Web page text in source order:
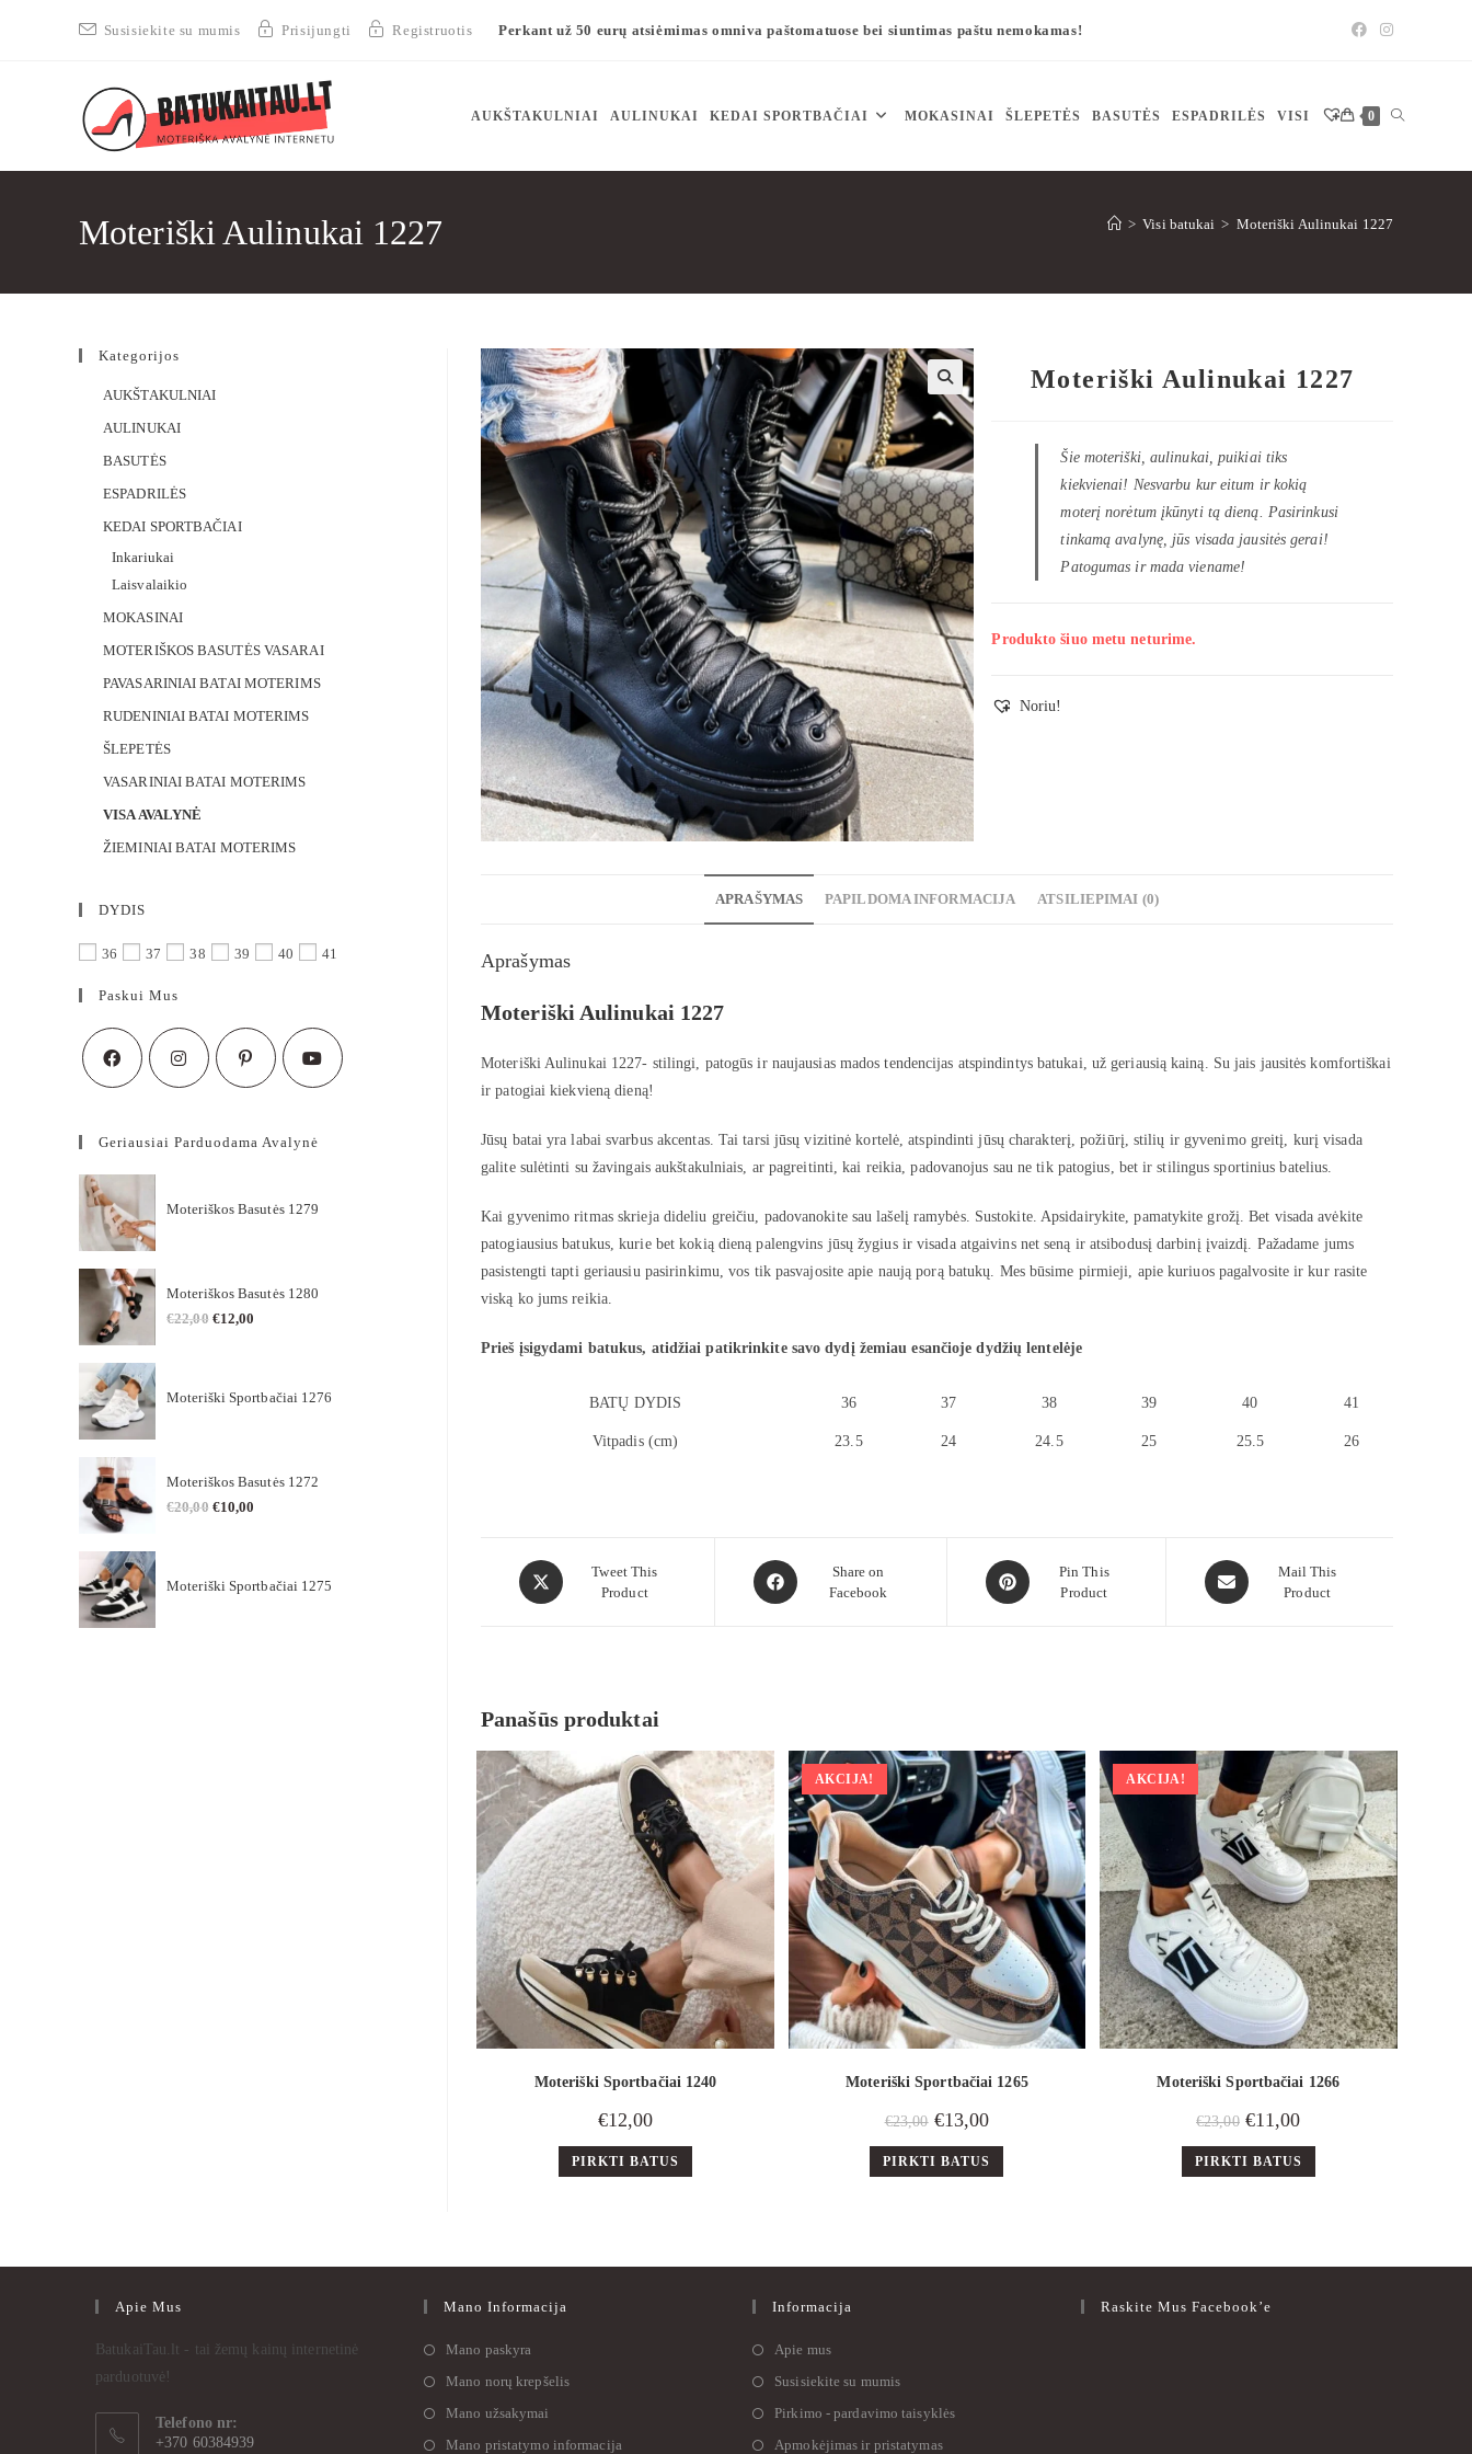
Susisiekite su mumis Prisijungti Registruotis Perkant už 50 eurų atsiėmimas omniva paštomatuose bei siuntimas paštu nemokamas!
AUKŠTAKULNIAI AULINUKAI KEDAI SPORTBAČIAI MOKASINAI ŠLEPETĖS BASUTĖS ESPADRILĖS VISI 0
Moteriški Aulinukai 1227 > Visi batukai > Moteriški Aulinukai 1227
🔍
Moteriški Aulinukai 1227
Šie moteriški, aulinukai, puikiai tiks
kiekvienai! Nesvarbu kur eitum ir kokią
moterį norėtum įkūnyti tą dieną. Pasirinkusi
tinkamą avalynę, jūs visada jausitės gerai!
Patogumas ir mada viename!
Produkto šiuo metu neturime.
Noriu!
APRAŠYMAS PAPILDOMA INFORMACIJA ATSILIEPIMAI (0)
Aprašymas
Moteriški Aulinukai 1227
Moteriški Aulinukai 1227- stilingi, patogūs ir naujausias mados tendencijas atspindintys batukai, už geriausią kainą. Su jais jausitės komfortiškai
ir patogiai kiekvieną dieną!
Jūsų batai yra labai svarbus akcentas. Tai tarsi jūsų vizitinė kortelė, atspindinti jūsų charakterį, požiūrį, stilių ir gyvenimo greitį, kurį visada
galite sulėtinti su žavingais aukštakulniais, ar pagreitinti, kai reikia, padovanojus sau ne tik patogius, bet ir stilingus sportinius batelius.
Kai gyvenimo ritmas skrieja dideliu greičiu, padovanokite sau lašelį ramybės. Sustokite. Apsidairykite, pamatykite grožį. Bet visada avėkite
patogiausius batukus, kurie bet kokią dieną palengvins jūsų žygius ir visada atgaivins net seną ir atsibodusį darbinį įvaizdį. Pažadame jums
pasistengti tapti geriausiu pasirinkimu, vos tik pasvajosite apie naują porą batukų. Mes būsime pirmieji, apie kuriuos pagalvosite ir kur rasite
viską ko jums reikia.
Prieš įsigydami batukus, atidžiai patikrinkite savo dydį žemiau esančioje dydžių lentelėje
BATŲ DYDIS 36 37 38 39 40 41
Vitpadis (cm) 23.5 24 24.5 25 25.5 26
Tweet This
Product
Share on
Facebook
Pin This
Product
Mail This
Product
Panašūs produktai
Moteriški Sportbačiai 1240
€12,00
PIRKTI BATUS
AKCIJA!
Moteriški Sportbačiai 1265
€23,00 €13,00
PIRKTI BATUS
AKCIJA!
Moteriški Sportbačiai 1266
€23,00 €11,00
PIRKTI BATUS
Kategorijos
AUKŠTAKULNIAI
AULINUKAI
BASUTĖS
ESPADRILĖS
KEDAI SPORTBAČIAI
Inkariukai
Laisvalaikio
MOKASINAI
MOTERIŠKOS BASUTĖS VASARAI
PAVASARINIAI BATAI MOTERIMS
RUDENINIAI BATAI MOTERIMS
ŠLEPETĖS
VASARINIAI BATAI MOTERIMS
VISA AVALYNĖ
ŽIEMINIAI BATAI MOTERIMS
DYDIS
36 37 38 39 40 41
Paskui Mus
Geriausiai Parduodama Avalynė
Moteriškos Basutės 1279
Moteriškos Basutės 1280
€22,00 €12,00
Moteriški Sportbačiai 1276
Moteriškos Basutės 1272
€20,00 €10,00
Moteriški Sportbačiai 1275
Apie Mus
BatukaiTau.lt - tai žemų kainų internetinė
parduotuvė!
Telefono nr:
+370 60384939
Mano Informacija
Mano paskyra
Mano norų krepšelis
Mano užsakymai
Mano pristatymo informacija
Informacija
Apie mus
Susisiekite su mumis
Pirkimo - pardavimo taisyklės
Apmokėjimas ir pristatymas
Raskite Mus Facebook’e